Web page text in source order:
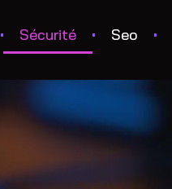
Sécurité Seo